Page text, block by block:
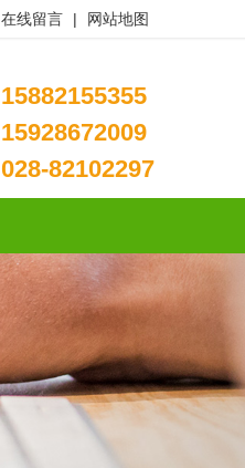
在线留言 | 网站地图
15882155355
15928672009
028-82102297